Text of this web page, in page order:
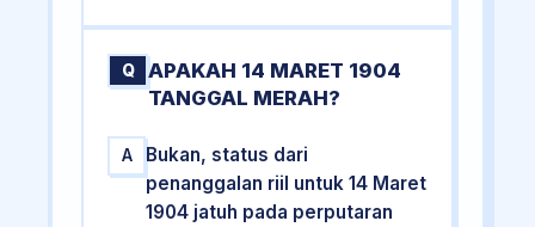
Q
APAKAH 14 MARET 1904
TANGGAL MERAH?
A
Bukan, status dari
penanggalan riil untuk 14 Maret
1904 jatuh pada perputaran